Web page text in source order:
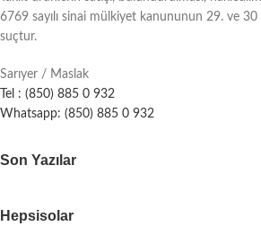
6769 sayılı sinai mülkiyet kanununun 29. ve 30
suçtur.
Sarıyer / Maslak
Tel : (850) 885 0 932
Whatsapp: (850) 885 0 932
Son Yazılar
Hepsisolar